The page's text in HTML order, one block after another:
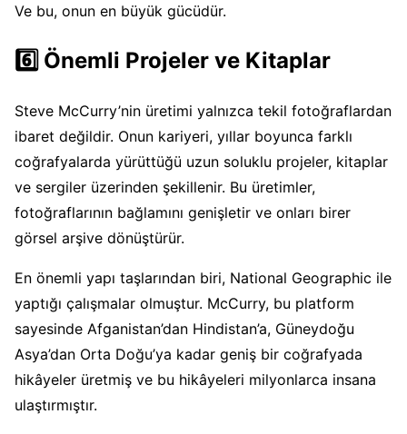
Ve bu, onun en büyük gücüdür.
6️⃣ Önemli Projeler ve Kitaplar
Steve McCurry’nin üretimi yalnızca tekil fotoğraflardan
ibaret değildir. Onun kariyeri, yıllar boyunca farklı
coğrafyalarda yürüttüğü uzun soluklu projeler, kitaplar
ve sergiler üzerinden şekillenir. Bu üretimler,
fotoğraflarının bağlamını genişletir ve onları birer
görsel arşive dönüştürür.
En önemli yapı taşlarından biri, National Geographic ile
yaptığı çalışmalar olmuştur. McCurry, bu platform
sayesinde Afganistan’dan Hindistan’a, Güneydoğu
Asya’dan Orta Doğu’ya kadar geniş bir coğrafyada
hikâyeler üretmiş ve bu hikâyeleri milyonlarca insana
ulaştırmıştır.